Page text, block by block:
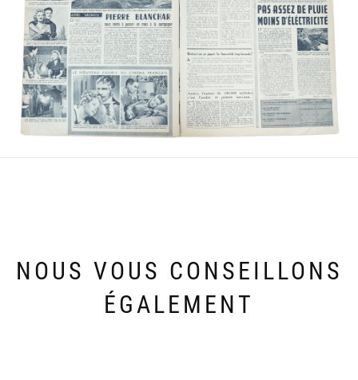
NOUS VOUS CONSEILLONS
ÉGALEMENT